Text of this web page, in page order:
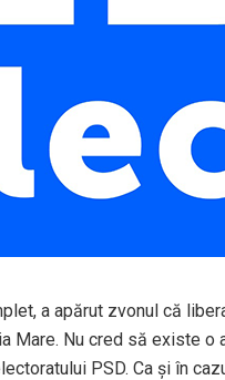
a apărut zvonul că
Mare. Nu cred să existe
PSD. Ca și în